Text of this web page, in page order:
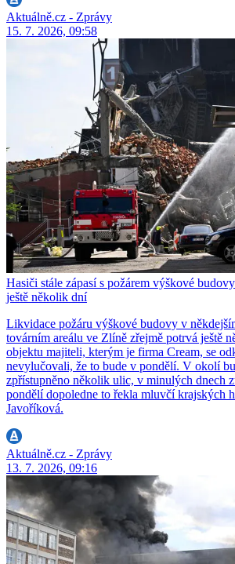
Aktuálně.cz - Zprávy
15. 7. 2026, 09:58
Hasiči stále zápasí s požárem výškové
ještě několik dní
Likvidace požáru výškové budovy v
továrním areálu ve Zlíně zřejmě potrvá ještě
objektu majiteli, kterým je firma Cream, se
nevylučovali, že to bude v pondělí. V okolí
zpřístupněno několik ulic, v minulých dnech
pondělí dopoledne to řekla mluvčí krajských
Javoříková.
Aktuálně.cz - Zprávy
13. 7. 2026, 09:16